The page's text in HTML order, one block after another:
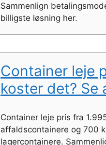
Sammenlign
billigste løsning her.
Container leje
koster det? Se
Container leje pris fra
affaldscontainere og 700
lagercontainere.